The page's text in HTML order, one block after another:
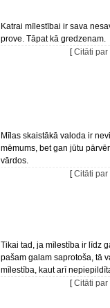
Katrai mīlestībai ir sava
prove. Tāpat kā gredzenam.
[Citāti
Mīlas skaistākā valoda ir
mēmums, bet gan jūtu
vārdos.
[Citāti
Tikai tad, ja mīlestība ir līdz
pašam galam saprotoša, tā
mīlestība, kaut arī
[Citāti